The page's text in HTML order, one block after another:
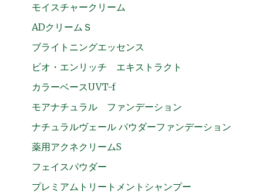
モイスチャークリーム
ADクリームＳ
ブライトニングエッセンス
ビオ・エンリッチ エキストラクト
カラーベースUVT-f
モアナチュラル ファンデーション
ナチュラルヴェール パウダーファンデーション
薬用アクネクリームS
フェイスパウダー
プレミアムトリートメントシャンプー